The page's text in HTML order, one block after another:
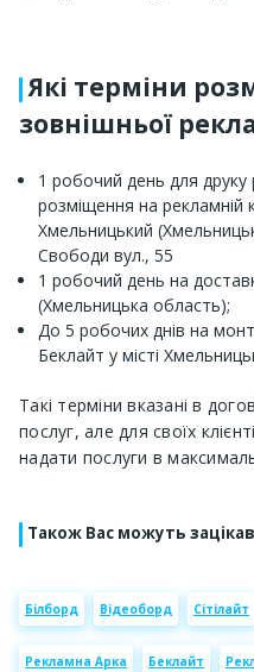
Які терміни
зовнішньої
1 робочий день для
розміщення на рекламній
Хмельницький
Свободи вул., 55
1 робочий день на
(Хмельницька область);
До 5 робочих днів на
Беклайт у місті
Такі терміни вказані в
послуг, але для своїх
надати послуги в
Також Вас можуть
Білборд Відеоборд Сітілайт
Рекламна Арка Беклайт